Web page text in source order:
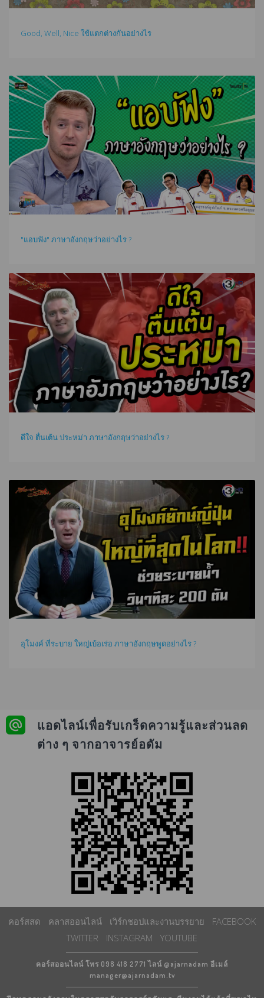
Good, Well, Nice ใช้แตกต่างกันอย่างไร
"แอบฟัง" ภาษาอังกฤษว่าอย่างไร ?
ดีใจ ตื่นเต้น ประหม่า ภาษาอังกฤษว่าอย่างไร ?
อุโมงค์ ที่ระบาย ใหญ่เบ้อเร่อ ภาษาอังกฤษพูดอย่างไร ?
แอดไลน์เพื่อรับเกร็ดความรู้และส่วนลด
ต่าง ๆ จากอาจารย์อดัม
คอร์สสด คลาสออนไลน์ เวิร์กชอปและงานบรรยาย
FACEBOOK
TWITTER
INSTAGRAM YOUTUBE
คอร์สออนไลน์ โทร 098 418 2771 ไลน์ @ajarnadam อีเมล์
manager@ajarnadam.tv